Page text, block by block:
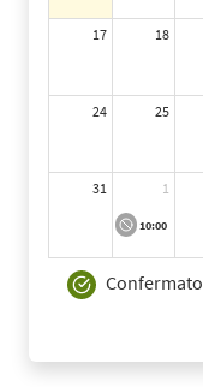
17 18
24 25
31 1
10:00
Confermato